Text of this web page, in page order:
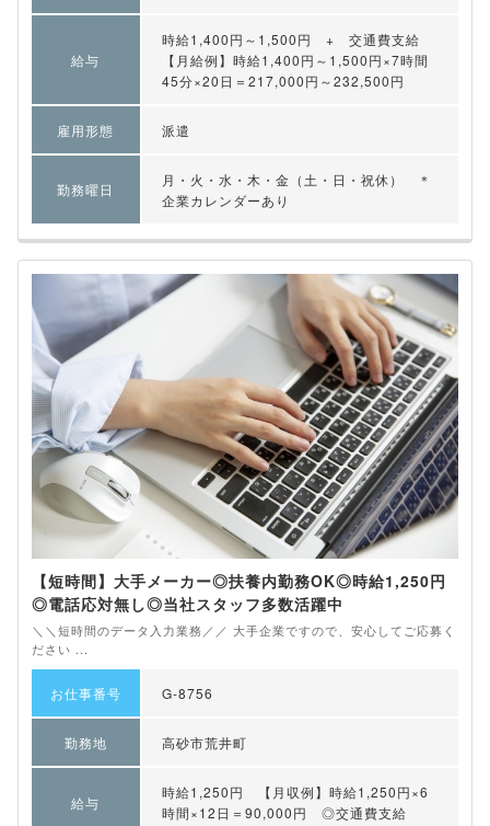
給与
時給1,400円～1,500円 + 交通費支給
【月給例】時給1,400円～1,500円×7時間
45分×20日＝217,000円～232,500円
雇用形態 派遣
勤務曜日
月・火・水・木・金（土・日・祝休） ＊
企業カレンダーあり
【短時間】大手メーカー◎扶養内勤務OK◎時給1,250円
◎電話応対無し◎当社スタッフ多数活躍中
＼＼短時間のデータ入力業務／／ 大手企業ですので、安心してご応募く
ださい ...
お仕事番号 G-8756
勤務地 高砂市荒井町
給与
時給1,250円 【月収例】時給1,250円×6
時間×12日＝90,000円 ◎交通費支給